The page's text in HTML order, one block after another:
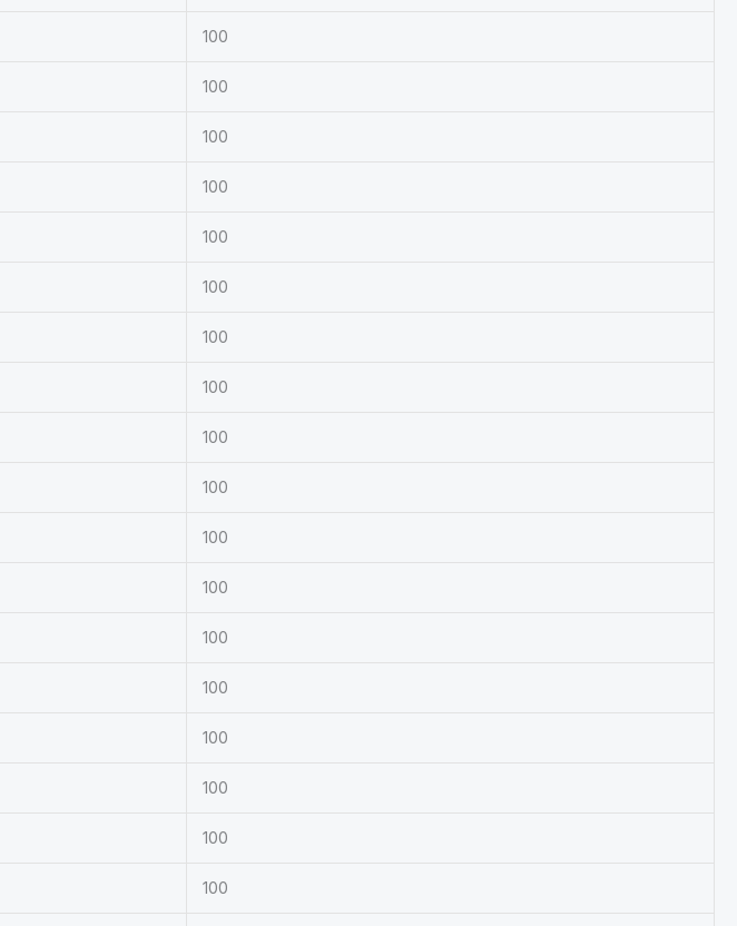
100
100
100
100
100
100
100
100
100
100
100
100
100
100
100
100
100
100